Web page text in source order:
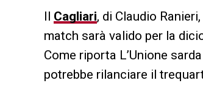
Cagliari, di Claudio
match sarà valido per la
Come riporta L’Unione
potrebbe rilanciare il